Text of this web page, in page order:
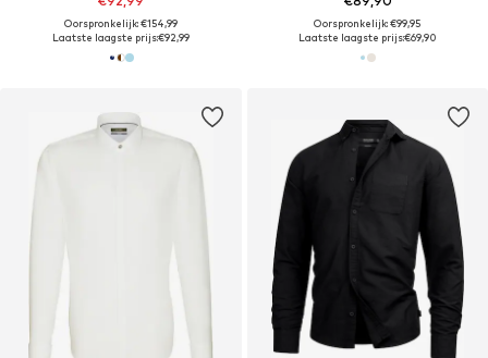
Oorspronkelijk: €154,99
Laatste laagste prijs:€92,99
Oorspronkelijk: €99,95
Laatste laagste prijs:€69,90